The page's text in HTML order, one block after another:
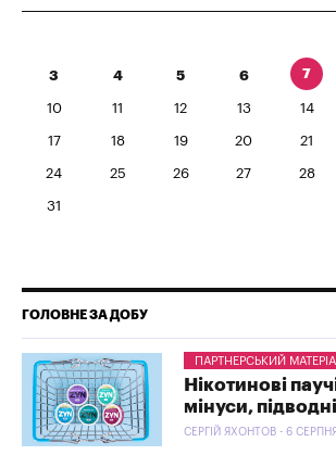
3 4 5 6 7
10 11 12 13 14
17 18 19 20 21
24 25 26 27 28
31
ГОЛОВНЕ ЗА ДОБУ
ПАРТНЕРСЬКИЙ
Нікотинові
мінуси,
СЕРГІЙ ЯХОНТОВ - 6